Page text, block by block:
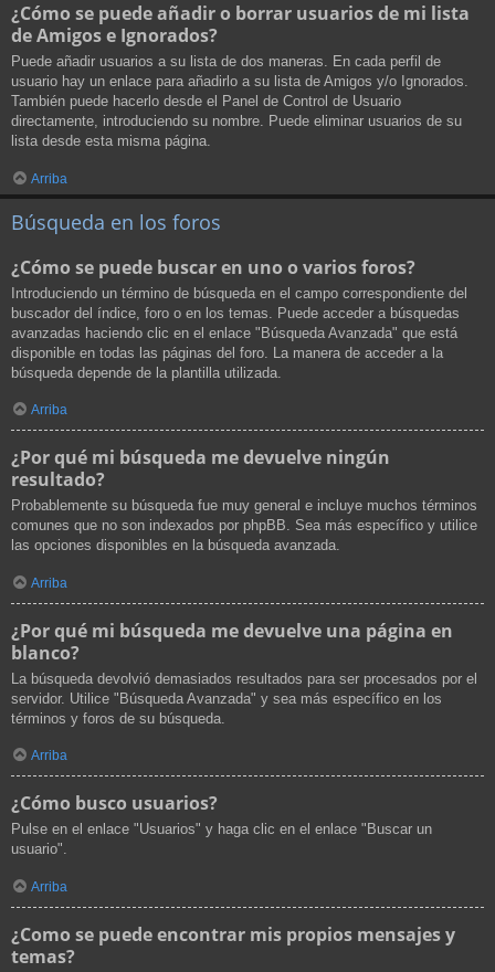
¿Cómo se puede añadir o borrar usuarios de mi lista
de Amigos e Ignorados?
Puede añadir usuarios a su lista de dos maneras. En cada perfil de
usuario hay un enlace para añadirlo a su lista de Amigos y/o Ignorados.
También puede hacerlo desde el Panel de Control de Usuario
directamente, introduciendo su nombre. Puede eliminar usuarios de su
lista desde esta misma página.
Arriba
Búsqueda en los foros
¿Cómo se puede buscar en uno o varios foros?
Introduciendo un término de búsqueda en el campo correspondiente del
buscador del índice, foro o en los temas. Puede acceder a búsquedas
avanzadas haciendo clic en el enlace "Búsqueda Avanzada" que está
disponible en todas las páginas del foro. La manera de acceder a la
búsqueda depende de la plantilla utilizada.
Arriba
¿Por qué mi búsqueda me devuelve ningún
resultado?
Probablemente su búsqueda fue muy general e incluye muchos términos
comunes que no son indexados por phpBB. Sea más específico y utilice
las opciones disponibles en la búsqueda avanzada.
Arriba
¿Por qué mi búsqueda me devuelve una página en
blanco?
La búsqueda devolvió demasiados resultados para ser procesados por el
servidor. Utilice "Búsqueda Avanzada" y sea más específico en los
términos y foros de su búsqueda.
Arriba
¿Cómo busco usuarios?
Pulse en el enlace "Usuarios" y haga clic en el enlace "Buscar un
usuario".
Arriba
¿Como se puede encontrar mis propios mensajes y
temas?